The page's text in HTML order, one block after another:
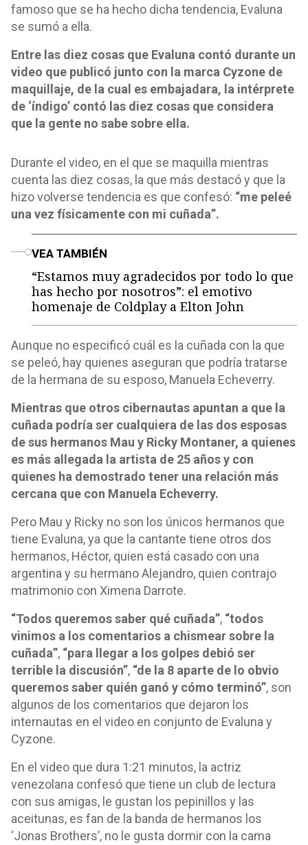
famoso que se ha hecho dicha tendencia, Evaluna
se sumó a ella.
Entre las diez cosas que Evaluna contó durante un
video que publicó junto con la marca Cyzone de
maquillaje, de la cual es embajadara, la intérprete
de ‘índigo’ contó las diez cosas que considera
que la gente no sabe sobre ella.
Durante el video, en el que se maquilla mientras
cuenta las diez cosas, la que más destacó y que la
hizo volverse tendencia es que confesó: “me peleé
una vez físicamente con mi cuñada”.
VEA TAMBIÉN
“Estamos muy agradecidos por todo lo que
has hecho por nosotros”: el emotivo
homenaje de Coldplay a Elton John
Aunque no especificó cuál es la cuñada con la que
se peleó, hay quienes aseguran que podría tratarse
de la hermana de su esposo, Manuela Echeverry.
Mientras que otros cibernautas apuntan a que la
cuñada podría ser cualquiera de las dos esposas
de sus hermanos Mau y Ricky Montaner, a quienes
es más allegada la artista de 25 años y con
quienes ha demostrado tener una relación más
cercana que con Manuela Echeverry.
Pero Mau y Ricky no son los únicos hermanos que
tiene Evaluna, ya que la cantante tiene otros dos
hermanos, Héctor, quien está casado con una
argentina y su hermano Alejandro, quien contrajo
matrimonio con Ximena Darrote.
“Todos queremos saber qué cuñada”, “todos
vinimos a los comentarios a chismear sobre la
cuñada”, “para llegar a los golpes debió ser
terrible la discusión”, “de la 8 aparte de lo obvio
queremos saber quién ganó y cómo terminó”, son
algunos de los comentarios que dejaron los
internautas en el video en conjunto de Evaluna y
Cyzone.
En el video que dura 1:21 minutos, la actriz
venezolana confesó que tiene un club de lectura
con sus amigas, le gustan los pepinillos y las
aceitunas, es fan de la banda de hermanos los
‘Jonas Brothers’, no le gusta dormir con la cama